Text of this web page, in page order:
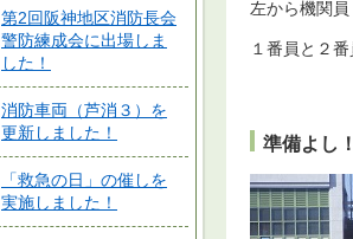
第2回阪神地区消防長会
警防練成会に出場しま
した！
消防車両（芦消３）を
更新しました！
「救急の日」の催しを
実施しました！
左から機関員
１番員と２
準備よし